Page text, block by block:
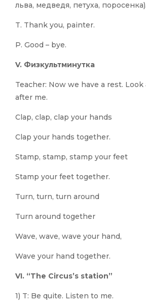
льва, медведя, петуха, поросенка).
T. Thank you, painter.
P. Good – bye.
V. Физкультминутка
Teacher: Now we have a rest.
after me.
Clap, clap, clap your hands
Clap your hands together.
Stamp, stamp, stamp your feet
Stamp your feet together.
Turn, turn, turn around
Turn around together
Wave, wave, wave your hand,
Wave your hand together.
VI. “The Circus’s station”
1) T: Be quite. Listen to me.